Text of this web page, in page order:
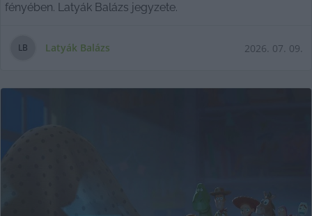
fényében. Latyák Balázs jegyzete.
LB Latyák Balázs 2026. 07. 09.